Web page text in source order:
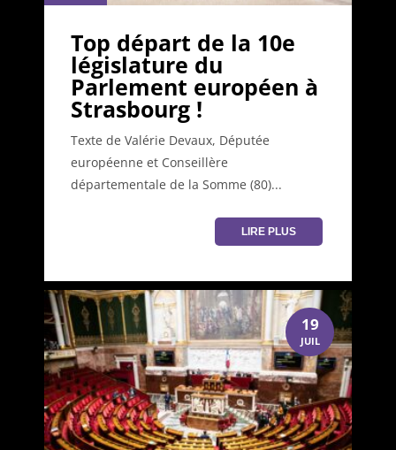
Top départ de la 10e
législature du
Parlement européen à
Strasbourg !
Texte de Valérie Devaux, Députée
européenne et Conseillère
départementale de la Somme (80)...
LIRE PLUS
19
JUIL